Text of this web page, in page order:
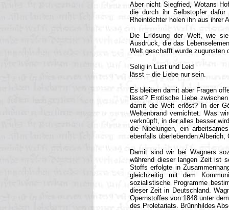
Aber nicht Siegfried, Wotans
die durch ihr Selbstopfer
Rheintöchter holen ihn aus ihrer
Die Erlösung der Welt, wie
Ausdruck, die das
Welt geschafft wurde zugunsten
Selig in Lust und Leid
lässt – die Liebe nur sein.
Es bleiben damit aber Fragen
lässt? Erotische Liebe
damit die Welt erlöst? In der
Weltenbrand vernichtet. Was
verknüpft, in der alles besser
die Nibelungen, ein
ebenfalls überlebenden
Damit sind wir bei Wagners
während dieser langen Zeit ist
Stoffs erfolgte in
gleichzeitig mit dem
sozialistische Programme
dieser Zeit in Deutschland.
Opernstoffes von 1848 unter
des Proletariats. Brünnhildes